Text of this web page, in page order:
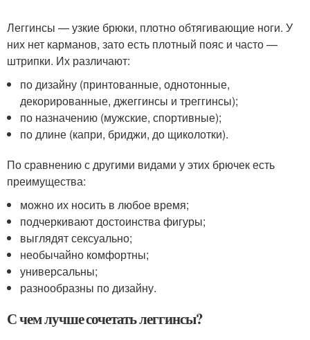
Леггинсы — узкие брюки, плотно обтягивающие ноги. У
них нет карманов, зато есть плотный пояс и часто —
штрипки. Их различают:
по дизайну (принтованные, однотонные,
декорированные, джеггинсы и треггинсы);
по назначению (мужские, спортивные);
по длине (капри, бриджи, до щиколотки).
По сравнению с другими видами у этих брючек есть
преимущества:
можно их носить в любое время;
подчеркивают достоинства фигуры;
выглядят сексуально;
необычайно комфортны;
универсальны;
разнообразны по дизайну.
С чем лучше сочетать леггинсы?